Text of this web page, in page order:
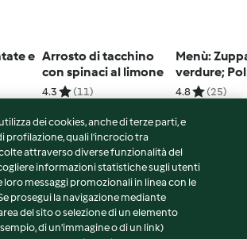
e Arrosto di tacchino
con spinaci al limone
4.3 (11)
Menù:
verdure;
cavoletti di
4.8 (25)
dei cookies, anche di terze parti, e
profilazione, quali l’incrocio tra
attraverso diverse funzionalità del
informazioni statistiche sugli utenti
loro messaggi promozionali in linea con le
prosegui la navigazione mediante
del sito o selezione di un elemento
di un'immagine o di un link)